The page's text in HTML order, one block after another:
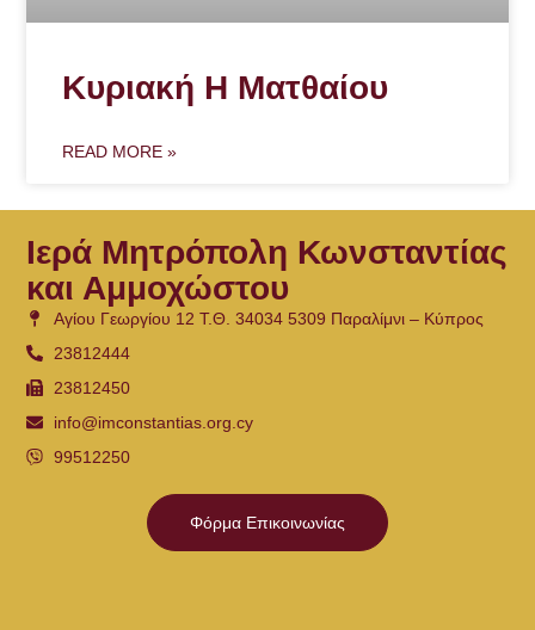
Κυριακή Η Ματθαίου
READ MORE »
Ιερά Μητρόπολη Κωνσταντίας
και Αμμοχώστου
Αγίου Γεωργίου 12 Τ.Θ. 34034 5309 Παραλίμνι – Κύπρος
23812444
23812450
info@imconstantias.org.cy
99512250
Φόρμα Επικοινωνίας